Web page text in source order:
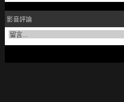
影音評論